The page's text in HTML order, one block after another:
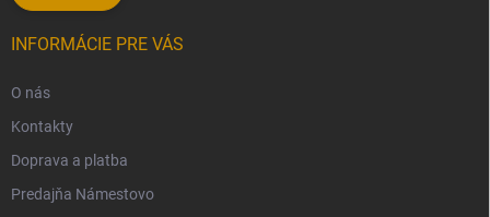
INFORMÁCIE PRE VÁS
O nás
Kontakty
Doprava a platba
Predajňa Námestovo